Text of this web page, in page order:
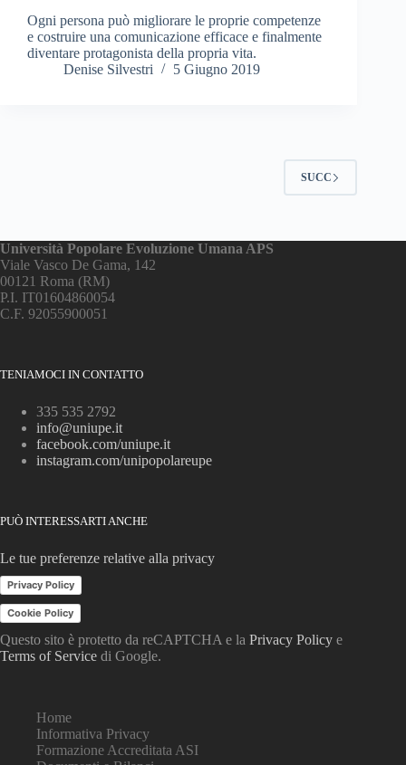
Ogni persona può migliorare le proprie competenze
e costruire una comunicazione efficace e finalmente
diventare protagonista della propria vita.
Denise Silvestri
5 Giugno 2019
SUCC
Università Popolare Evoluzione Umana APS
Viale Vasco De Gama, 142
00121 Roma (RM)
P.I. IT01604860054
C.F. 92055900051
TENIAMOCI IN CONTATTO
335 535 2792
info@uniupe.it
facebook.com/uniupe.it
instagram.com/unipopolareupe
PUÒ INTERESSARTI ANCHE
Le tue preferenze relative alla privacy
Privacy Policy
Cookie Policy
Questo sito è protetto da reCAPTCHA e la Privacy Policy e
Terms of Service di Google.
Home
Informativa Privacy
Formazione Accreditata ASI